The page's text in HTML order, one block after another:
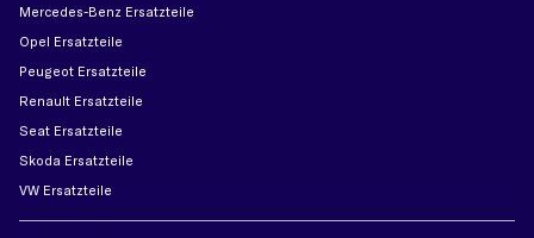
Mercedes-Benz Ersatzteile
Opel Ersatzteile
Peugeot Ersatzteile
Renault Ersatzteile
Seat Ersatzteile
Skoda Ersatzteile
VW Ersatzteile